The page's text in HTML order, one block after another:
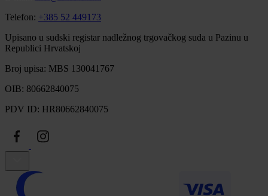
Telefon: +385 52 449173
Upisano u sudski registar nadležnog trgovačkog suda u Pazinu u
Republici Hrvatskoj
Broj upisa: MBS 130041767
OIB: 80662840075
PDV ID: HR80662840075